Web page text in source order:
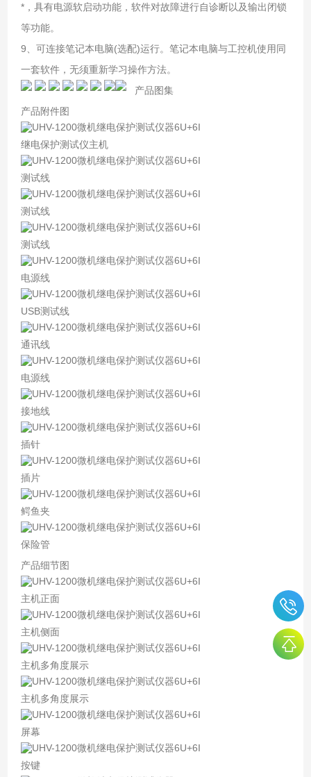
*，具有电源软启动功能，软件对故障进行自诊断以及输出闭锁
等功能。
9、可连接笔记本电脑(选配)运行。笔记本电脑与工控机使用同
一套软件，无须重新学习操作方法。
产品图集
产品附件图
继电保护测试仪主机
测试线
测试线
测试线
电源线
USB测试线
通讯线
电源线
接地线
插针
插片
鳄鱼夹
保险管
产品细节图
主机正面
主机侧面
主机多角度展示
主机多角度展示
屏幕
按键